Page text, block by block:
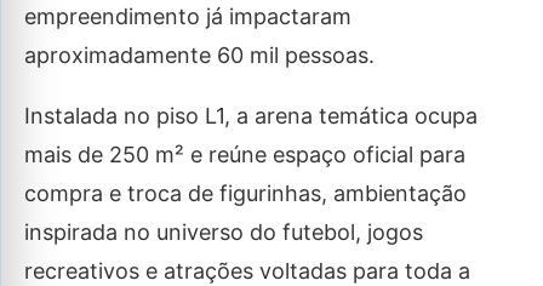
empreendimento já impactaram
aproximadamente 60 mil pessoas.
Instalada no piso L1, a arena temática ocupa
mais de 250 m² e reúne espaço oficial para
compra e troca de figurinhas, ambientação
inspirada no universo do futebol, jogos
recreativos e atrações voltadas para toda a